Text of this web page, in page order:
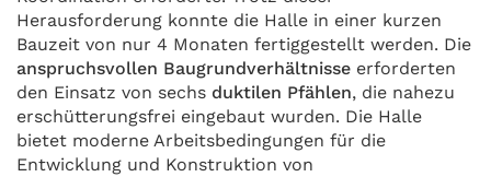
Herausforderung konnte die Halle in einer kurzen
Bauzeit von nur 4 Monaten fertiggestellt werden. Die
anspruchsvollen Baugrundverhältnisse erforderten
den Einsatz von sechs duktilen Pfählen, die nahezu
erschütterungsfrei eingebaut wurden. Die Halle
bietet moderne Arbeitsbedingungen für die
Entwicklung und Konstruktion von